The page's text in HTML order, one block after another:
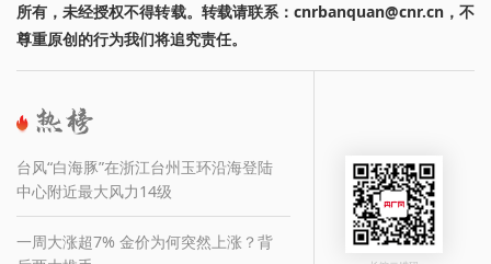
所有，未经授权不得转载。转载请联系：cnrbanquan@cnr.cn，不
尊重原创的行为我们将追究责任。
台风“白海豚”在浙江台州玉环沿海登陆
中心附近最大风力14级
一周大涨超7% 金价为何突然上涨？背